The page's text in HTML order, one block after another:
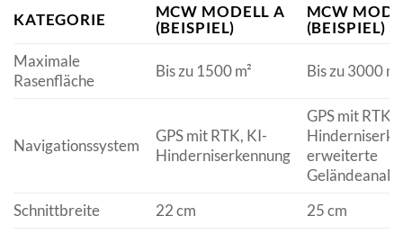
KATEGORIE
MCW MODELL A
(BEISPIEL)
MCW
(BEISPIEL)
Maximale
Rasenfläche
Bis zu 1500 m² Bis zu 3000 m²
Navigationssystem
GPS mit RTK, KI-
Hinderniserkennung
GPS mit RTK,
erweiterte
Schnittbreite
22 cm 25 cm